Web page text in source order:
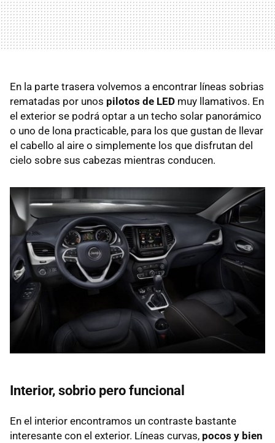
En la parte trasera volvemos a encontrar líneas sobrias
rematadas por unos pilotos de LED muy llamativos. En
el exterior se podrá optar a un techo solar panorámico
o uno de lona practicable, para los que gustan de llevar
el cabello al aire o simplemente los que disfrutan del
cielo sobre sus cabezas mientras conducen.
Interior, sobrio pero funcional
En el interior encontramos un contraste bastante
interesante con el exterior. Líneas curvas, pocos y bien